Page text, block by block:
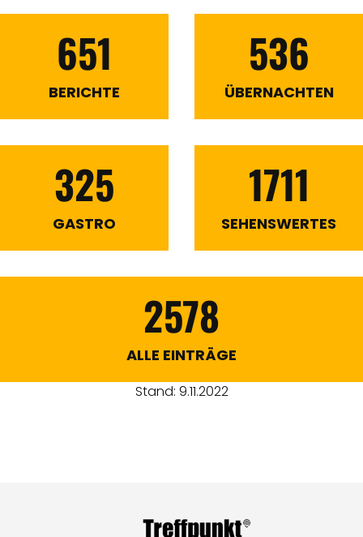
651
BERICHTE
536
ÜBERNACHTEN
325
GASTRO
1711
SEHENSWERTES
2578
ALLE EINTRÄGE
Stand: 9.11.2022